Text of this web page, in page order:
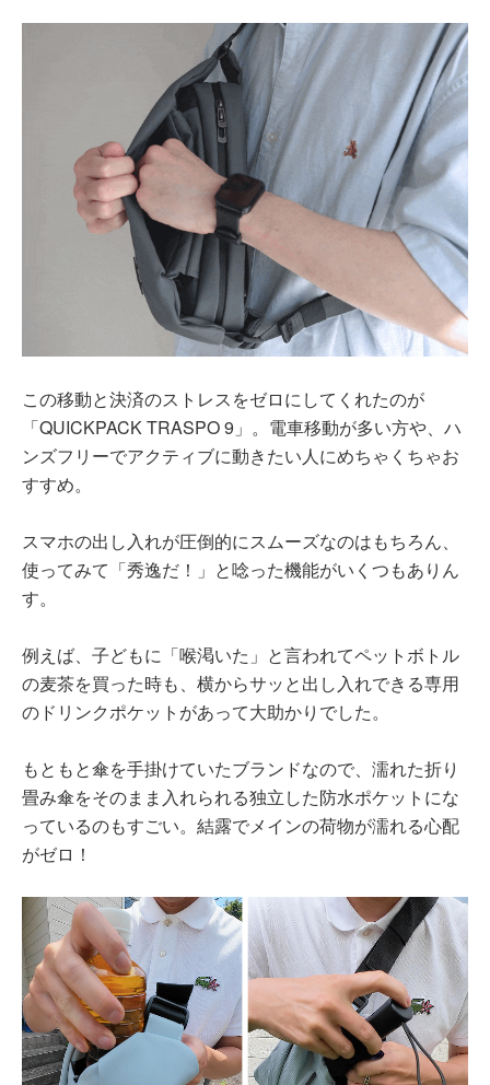
この移動と決済のストレスをゼロにしてくれたのが
「QUICKPACK TRASPO 9」。電車移動が多い方や、ハ
ンズフリーでアクティブに動きたい人にめちゃくちゃお
すすめ。
スマホの出し入れが圧倒的にスムーズなのはもちろん、
使ってみて「秀逸だ！」と唸った機能がいくつもありん
す。
例えば、子どもに「喉渇いた」と言われてペットボトル
の麦茶を買った時も、横からサッと出し入れできる専用
のドリンクポケットがあって大助かりでした。
もともと傘を手掛けていたブランドなので、濡れた折り
畳み傘をそのまま入れられる独立した防水ポケットにな
っているのもすごい。結露でメインの荷物が濡れる心配
がゼロ！